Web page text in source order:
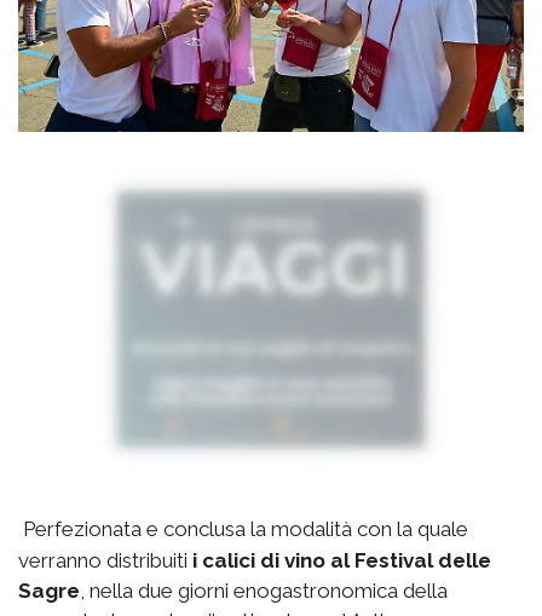
Perfezionata e conclusa la modalità con la quale
verranno distribuiti i calici di vino al Festival delle
Sagre, nella due giorni enogastronomica della